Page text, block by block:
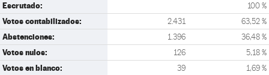
Escrutado: 100 %
Votos contabilizados: 2.431 63,52 %
Abstenciones: 1.396 36,48 %
Votos nulos: 126 5,18 %
Votos en blanco: 39 1,69 %